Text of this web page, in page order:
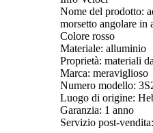
Nome del prodotto:
morsetto angolare in
Colore rosso
Materiale: alluminio
Proprietà: materiali
Marca: meraviglioso
Numero modello:
Luogo di origine:
Garanzia: 1 anno
Servizio post-